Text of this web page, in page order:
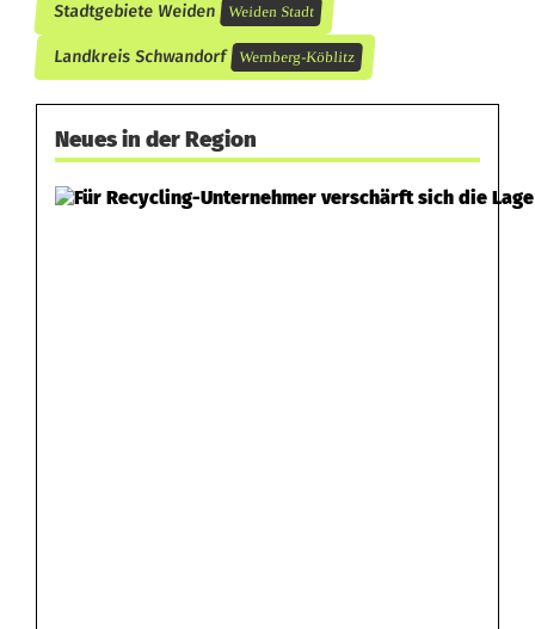
Stadtgebiete Weiden Weiden Stadt
Landkreis Schwandorf Wernberg-Köblitz
Neues in der Region